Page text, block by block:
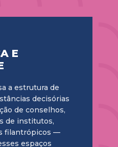
E
a estrutura de
decisórias
de conselhos,
de institutos,
filantrópicos —
espaços